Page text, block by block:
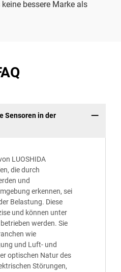
bessere Marke als
Sensoren in der
LUOSHIDA
die durch
und
erkennen, sei
Belastung. Diese
und können unter
werden. Sie
wie
und Luft- und
optischen Natur des
Störungen,